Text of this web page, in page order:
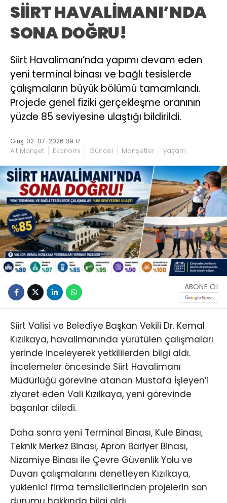
SİİRT HAVALİMANI’NDA
SONA DOĞRU!
Siirt Havalimanı’nda yapımı devam eden
yeni terminal binası ve bağlı tesislerde
çalışmaların büyük bölümü tamamlandı.
Projede genel fiziki gerçekleşme oranının
yüzde 85 seviyesine ulaştığı bildirildi.
Giriş: 02-07-2026 09:17
Alt Manşet Ekonomi Güncel Manşetler yaşam
ABONE OL
Siirt Valisi ve Belediye Başkan Vekili Dr. Kemal
Kızılkaya, havalimanında yürütülen çalışmaları
yerinde inceleyerek yetkililerden bilgi aldı.
İncelemeler öncesinde Siirt Havalimanı
Müdürlüğü görevine atanan Mustafa İşleyen’i
ziyaret eden Vali Kızılkaya, yeni görevinde
başarılar diledi.
Daha sonra yeni Terminal Binası, Kule Binası,
Teknik Merkez Binası, Apron Bariyer Binası,
Nizamiye Binası ile Çevre Güvenlik Yolu ve
Duvarı çalışmalarını denetleyen Kızılkaya,
yüklenici firma temsilcilerinden projelerin son